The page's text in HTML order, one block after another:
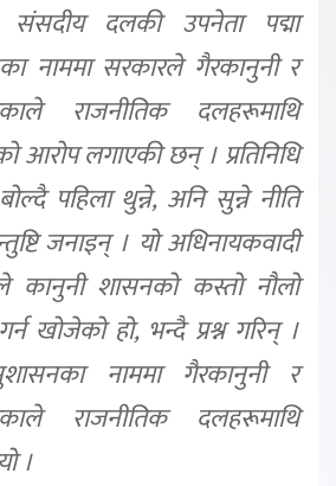
दलकी उपनेता पद्मा
नाममा सरकारले गैरकानुनी र
राजनीतिक दलहरूमाथि
लगाएकी छन् । प्रतिनिधि
पहिला थुन्ने, अनि सुन्ने नीति
जनाइन् । यो अधिनायकवादी
कानुनी शासनको कस्तो नौलो
खोजेको हो, भन्दै प्रश्न गरिन् ।
नाममा गैरकानुनी र
राजनीतिक दलहरूमाथि
।